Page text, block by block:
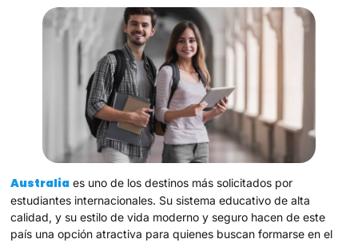
Australia es uno de los destinos más solicitados por
estudiantes internacionales. Su sistema educativo de alta
calidad, y su estilo de vida moderno y seguro hacen de este
país una opción atractiva para quienes buscan formarse en el